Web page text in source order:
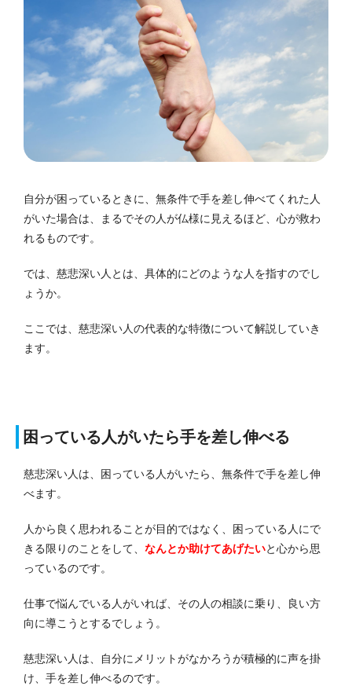
自分が困っているときに、無条件で手を差し伸べてくれた人
がいた場合は、まるでその人が仏様に見えるほど、心が救わ
れるものです。
では、慈悲深い人とは、具体的にどのような人を指すのでし
ょうか。
ここでは、慈悲深い人の代表的な特徴について解説していき
ます。
困っている人がいたら手を差し伸べる
慈悲深い人は、困っている人がいたら、無条件で手を差し伸
べます。
人から良く思われることが目的ではなく、困っている人にで
きる限りのことをして、 なんとか助けてあげたいと心から思
っているのです。
仕事で悩んでいる人がいれば、その人の相談に乗り、良い方
向に導こうとするでしょう。
慈悲深い人は、自分にメリットがなかろうが積極的に声を掛
け、手を差し伸べるのです。